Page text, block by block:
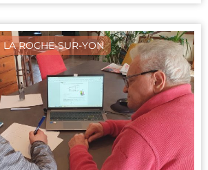
LA ROCHE-SUR-YON